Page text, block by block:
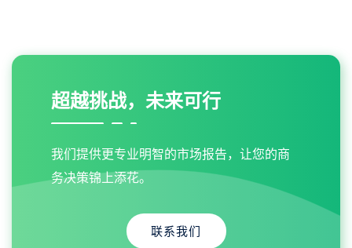
超越挑战，未来可行
我们提供更专业明智的市场报告，让您的商
务决策锦上添花。
联系我们